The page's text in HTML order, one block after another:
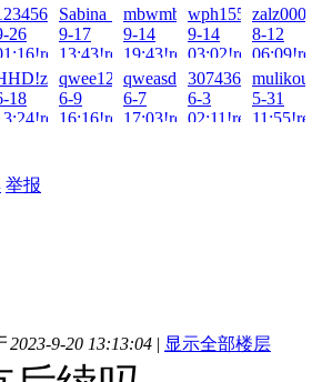
26
Sabina_06!zai!2025-
9-17
13:43!read!
mbwmbwmbw!zai!2025-
9-14
19:43!read!
9-14
03:02!read!
8-12
18
qwee123456789!zai!2025-
6-9
16:16!read!
qweasd0080!zai!2025-
6-7
17:03!read!
6-3
02:11!read!
5-31
举报
2023-9-20 13:13:04 | 显示全部楼层